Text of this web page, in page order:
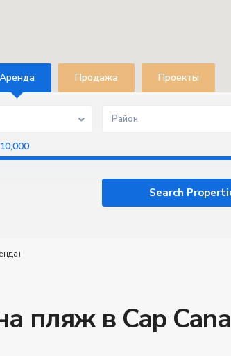
Aренда Продажа Проекты
Район
пляж в Cap Cana